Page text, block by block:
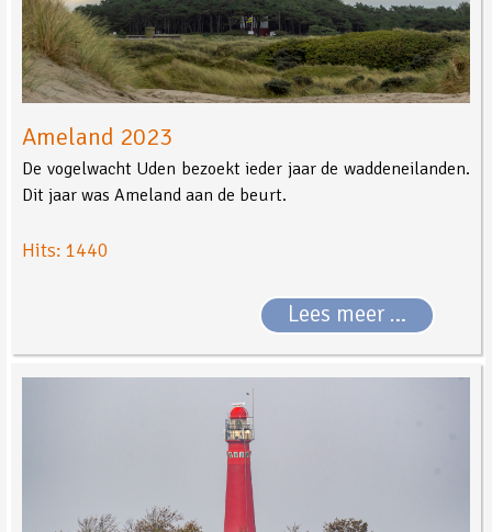
Ameland 2023
De vogelwacht Uden bezoekt ieder jaar de waddeneilanden.
Dit jaar was Ameland aan de beurt.
Hits: 1440
Lees meer …